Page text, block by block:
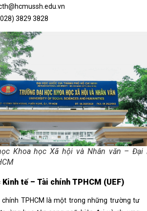
3829 3828
Khoa học Xã hội và Nhân văn – Đại
tế – Tài chính TPHCM (UEF)
chính TPHCM là một trong những trường tư